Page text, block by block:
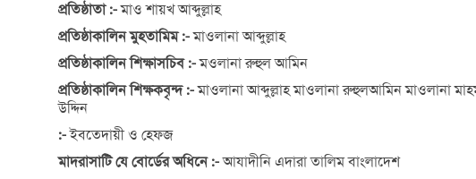
প্রতিষ্ঠাতা :-মাও শায়খ আব্দুল্লাহ
প্রতিষ্ঠাকালিন মুহতামিম :-মাওলানা আব্দুল্লাহ
প্রতিষ্ঠাকালিন শিক্ষাসচিব :-মওলানা রুহুল আমিন
প্রতিষ্ঠাকালিন শিক্ষকবৃন্দ :-মাওলানা আব্দুল্লাহ মাওলানা রুহুলআমিন মাওলানা
উদ্দিন
:-ইবতেদায়ী ও হেফজ
মাদরাসাটি যে বোর্ডের অধিনে :-আযাদীনি এদারা তালিম বাংলাদেশ